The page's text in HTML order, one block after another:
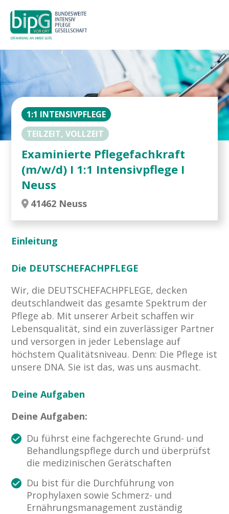
1:1 INTENSIVPFLEGE
TEILZEIT, VOLLZEIT
Examinierte Pflegefachkraft
(m/w/d) I 1:1 Intensivpflege I
Neuss
41462 Neuss
Einleitung
Die DEUTSCHEFACHPFLEGE
Wir, die DEUTSCHEFACHPFLEGE, decken
deutschlandweit das gesamte Spektrum der
Pflege ab. Mit unserer Arbeit schaffen wir
Lebensqualität, sind ein zuverlässiger Partner
und versorgen in jeder Lebenslage auf
höchstem Qualitätsniveau. Denn: Die Pflege ist
unsere DNA. Sie ist das, was uns ausmacht. ​
Deine Aufgaben
Deine Aufgaben:
Du führst eine fachgerechte Grund- und
Behandlungspflege durch und überprüfst
die medizinischen Gerätschaften
Du bist für die Durchführung von
Prophylaxen sowie Schmerz- und
Ernährungsmanagement zuständig